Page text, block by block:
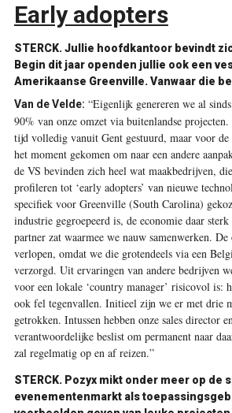
Early adopters
STERCK.Jullie hoofdkantoor bevindt
Begin dit jaar openden jullie ook een
Amerikaanse Greenville. Vanwaar die
Van de Velde: “Eigenlijk genereren we al
90% van onze omzet via buitenlandse projecten.
tijd volledig vanuit Gent gestuurd, maar voor de
het moment gekomen om naar een andere
de VS bevinden zich heel wat maakbedrijven,
profileren tot ‘early adopters’ van nieuwe
specifiek voor Greenville (South Carolina)
industrie gegroepeerd is, de economie daar
partner zat waarmee we nauw samenwerken.
verlopen, omdat we die grotendeels via een
verzorgd. Uit ervaringen van andere bedrijven
voor een lokale ‘country manager’ risicovol is:
ook fel tegenvallen. Initieel zijn we er met drie
getrokken. Intussen hebben onze sales director
verantwoordelijke beslist om permanent naar
zal regelmatig op en af reizen.”
STERCK. Pozyx mikt onder meer op de
evenementenmarkt als